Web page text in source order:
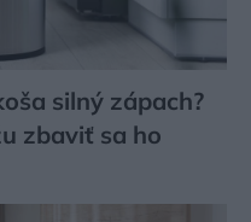
silný zápach?
zbaviť sa ho